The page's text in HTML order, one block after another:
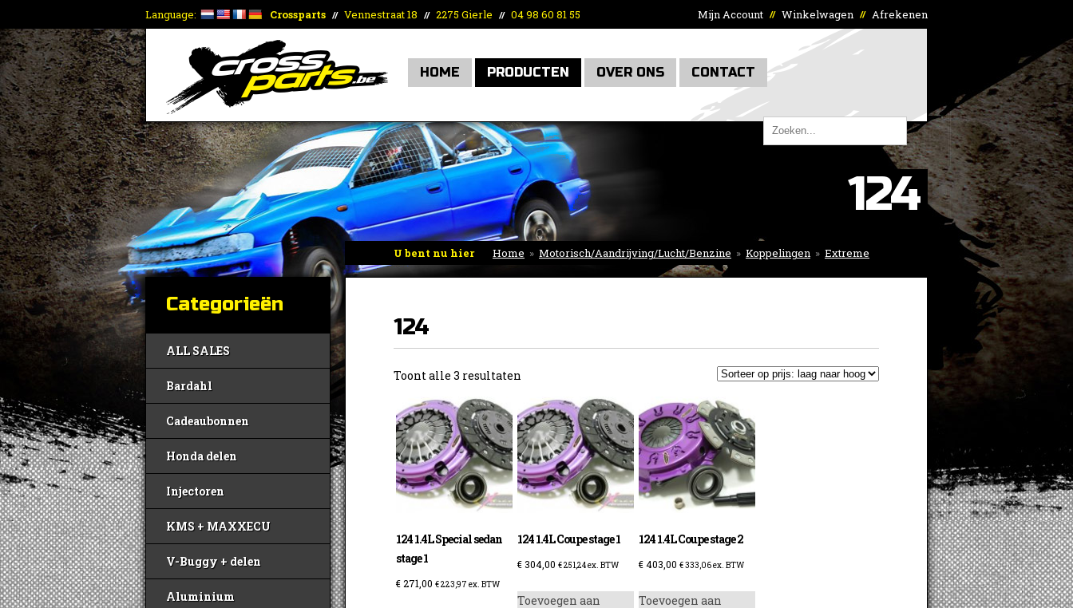
Language: Crossparts // Vennestraat 18 // 2275 Gierle // 04 98 60 81 55 Mijn Account // Winkelwagen // Afrekenen
HOME PRODUCTEN OVER ONS CONTACT
124
U bent nu hier Home » Motorisch/Aandrijving/Lucht/Benzine » Koppelingen » Extreme
complete sets»Fiat»124
Categorieën
ALL SALES
Bardahl
Cadeaubonnen
Honda delen
Injectoren
KMS + MAXXECU
V-Buggy + delen
Aluminium
124
Toont alle 3 resultaten
prijs:
laag
naar
hoog
124 1.4L Special sedan
stage 1
€271,00 €223,97 ex. BTW
124 1.4L Coupe stage 1
€ 304,00 €251,24ex. BTW
Toevoegen aan
124 1.4L Coupe stage 2
€403,00 €333,06ex. BTW
Toevoegen aan